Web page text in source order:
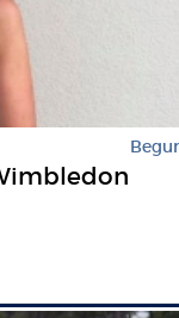
Begur